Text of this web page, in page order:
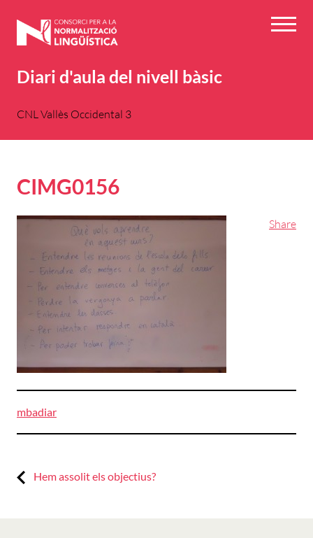
Diari d'aula del nivell bàsic
CNL Vallès Occidental 3
CIMG0156
Share
mbadiar
Navegació
Previous:
Hem assolit els objectius?